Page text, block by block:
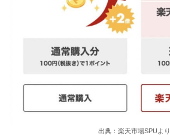
出典：楽天市場SPUより